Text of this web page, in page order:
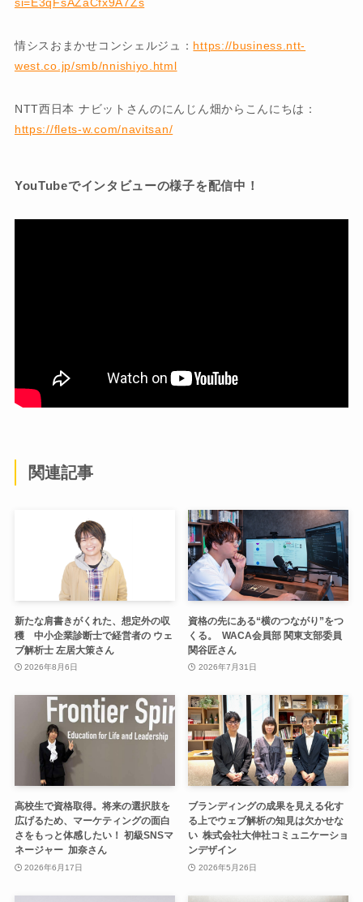
情シスおまかせコンシェルジュ： https://business.ntt-
west.co.jp/smb/nnishiyo.html
NTT西日本 ナビットさんのにんじん畑からこんにちは：
https://flets-w.com/navitsan/
YouTubeでインタビューの様子を配信中！
関連記事
新たな肩書きがくれた、想定外の収
穫 中小企業診断士で経営者の ウェ
ブ解析士 左居大策さん
2026年8月6日
資格の先にある“横のつながり”をつ
くる。 WACA会員部 関東支部委員
関谷匠さん
2026年7月31日
高校生で資格取得。将来の選択肢を
広げるため、マーケティングの面白
さをもっと体感したい！ 初級SNSマ
ネージャー 加奈さん
2026年6月17日
ブランディングの成果を見える化す
る上でウェブ解析の知見は欠かせな
い 株式会社大伸社コミュニケーショ
ンデザイン
2026年5月26日